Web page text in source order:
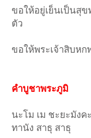
ขอให้อยู่เย็นเป็นสุ
ตัว
ขอให้พระเจ้าสิบห
คำบูชาพระภูมิ
นะโม เม ชะยะมังค
ทานัง สาธุ สาธุ